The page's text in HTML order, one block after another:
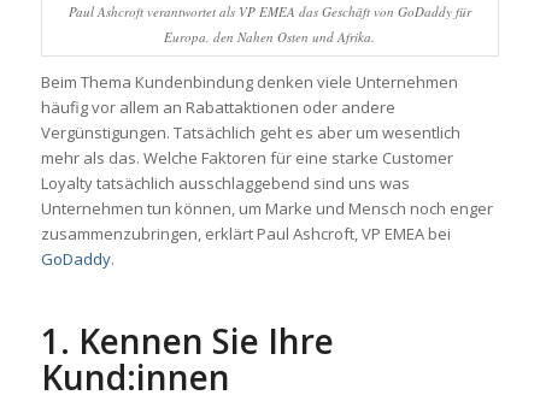
Paul Ashcroft verantwortet als VP EMEA das Geschäft von GoDaddy für
Europa, den Nahen Osten und Afrika.
Beim Thema Kundenbindung denken viele Unternehmen
häufig vor allem an Rabattaktionen oder andere
Vergünstigungen. Tatsächlich geht es aber um wesentlich
mehr als das. Welche Faktoren für eine starke Customer
Loyalty tatsächlich ausschlaggebend sind uns was
Unternehmen tun können, um Marke und Mensch noch enger
zusammenzubringen, erklärt Paul Ashcroft, VP EMEA bei
GoDaddy.
1. Kennen Sie Ihre
Kund:innen